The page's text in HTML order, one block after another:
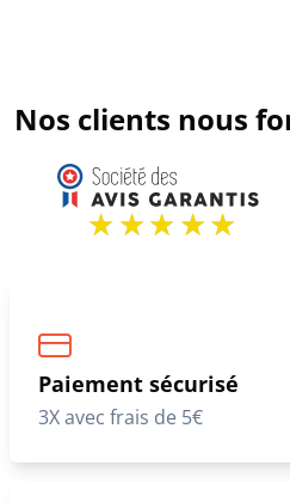
Nos clients nous
Paiement sécurisé
3X avec frais de 5€